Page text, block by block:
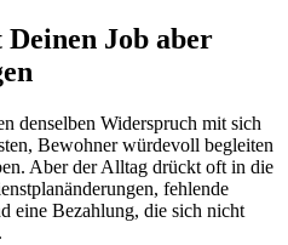
Job aber
denselben Widerspruch mit sich
Bewohner würdevoll begleiten
Aber der Alltag drückt oft in die
fehlende
eine Bezahlung, die sich nicht